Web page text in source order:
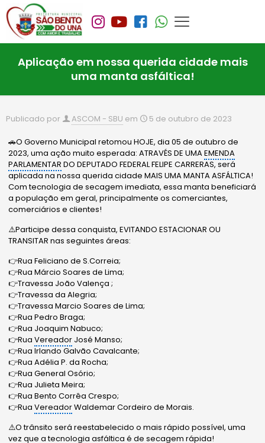
Aplicação em nossa querida cidade mais
uma manta asfáltica!
Publicado por ASCOM - SBU em 5 de outubro de 2023
🚗O Governo Municipal retomou HOJE, dia 05 de outubro de
2023, uma ação muito esperada: ATRAVÉS DE UMAEMENDA
PARLAMENTAR DO DEPUTADO FEDERAL FELIPE CARRERAS, será
aplicada na nossa querida cidade MAIS UMA MANTA ASFÁLTICA!
Com tecnologia de secagem imediata, essa manta beneficiará
a população em geral, principalmente os comerciantes,
comerciários e clientes!
⚠️Participe dessa conquista, EVITANDO ESTACIONAR OU
TRANSITAR nas seguintes áreas:
👉Rua Feliciano de S.Correia;
👉Rua Márcio Soares de Lima;
👉Travessa João Valença ;
👉Travessa da Alegria;
👉Travessa Marcio Soares de Lima;
👉Rua Pedro Braga;
👉Rua Joaquim Nabuco;
👉RuaVereador José Manso;
👉Rua Irlando Galvão Cavalcante;
👉Rua Adélia P. da Rocha;
👉Rua General Osório;
👉Rua Julieta Meira;
👉Rua Bento Corrêa Crespo;
👉RuaVereadorWaldemar Cordeiro de Morais.
⚠️O trânsito será reestabelecido o mais rápido possível, uma
vez que a tecnologia asfáltica é de secagem rápida!